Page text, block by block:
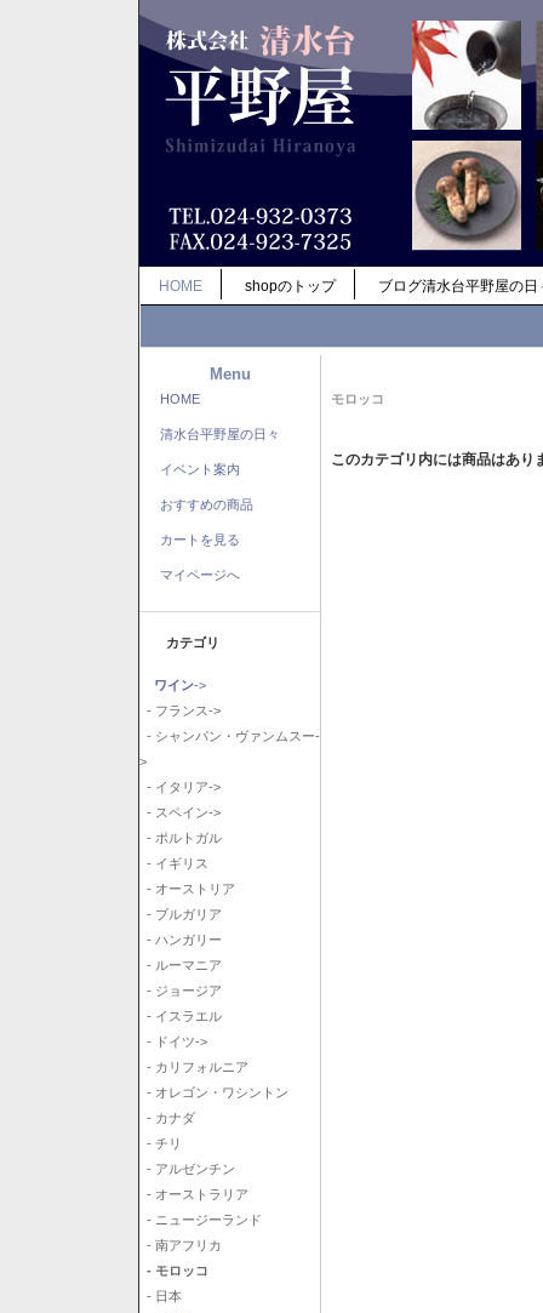
HOME shopのトップ ブログ清水台平野屋の日
Menu
HOME
清水台平野屋の日々
イベント案内
おすすめの商品
カートを見る
マイページへ
カテゴリ
ワイン->
- フランス->
- シャンパン・ヴァンムスー-
>
- イタリア->
- スペイン->
- ポルトガル
- イギリス
- オーストリア
- ブルガリア
- ハンガリー
- ルーマニア
- ジョージア
- イスラエル
- ドイツ->
- カリフォルニア
- オレゴン・ワシントン
- カナダ
- チリ
- アルゼンチン
- オーストラリア
- ニュージーランド
- 南アフリカ
- モロッコ
- 日本
モロッコ
このカテゴリ内には商品はあり